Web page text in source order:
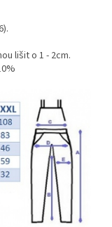
lišit o 1 - 2cm.